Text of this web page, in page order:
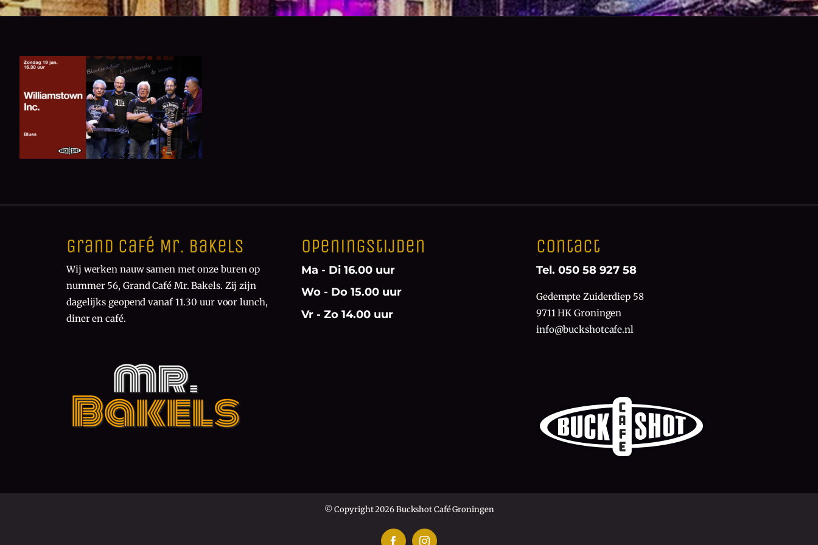
Grand Café Mr. Bakels
Wij werken nauw samen met onze buren op
nummer 56, Grand Café Mr. Bakels. Zij zijn
dagelijks geopend vanaf 11.30 uur voor lunch,
diner en café.
Openingstijden
Ma - Di 16.00 uur
Wo - Do 15.00 uur
Vr - Zo 14.00 uur
Contact
Tel. 050 58 927 58
Gedempte Zuiderdiep 58
9711 HK Groningen
info@buckshotcafe.nl
© Copyright 2026 Buckshot Café Groningen